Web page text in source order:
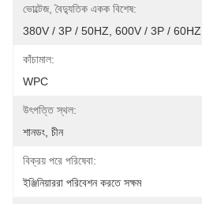
ভোল্টেজ, বৈদ্যুতিক একক বিশেষ:
380V / 3P / 50HZ, 600V / 3P /
কাঁচামাল:
WPC
উৎপত্তি স্থল:
শানডং, চীন
বিক্রয় পরে পরিষেবা:
ইঞ্জিনিয়াররা পরিবেশন করতে সক্ষম